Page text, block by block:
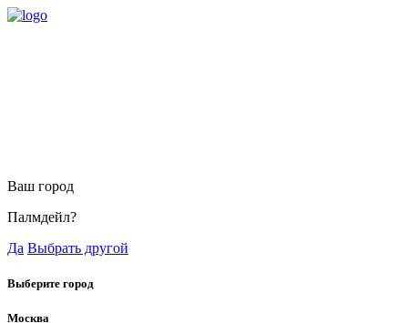
Ваш город
Палмдейл?
Да Выбрать другой
Выберите город
Москва